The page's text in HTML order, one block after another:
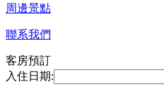
周邊景點
聯系我們
客房預訂
入住日期: